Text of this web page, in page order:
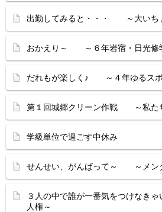
出勤してみると・・・ ～大いち
おかえり～ ～６年岩宿・日光修
だれもが楽しく♪ ～４年ゆるスポ
第１回城郷クリーン作戦 ～私た
学級単位で過ごす中休み
せんせい、がんばって～ ～メン
３人の中で誰が一番気をつけなき
人権～